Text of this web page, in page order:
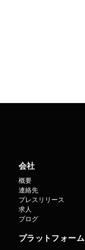
会社
概要
連絡先
プレスリリース
求人
ブログ
プラットフォーム